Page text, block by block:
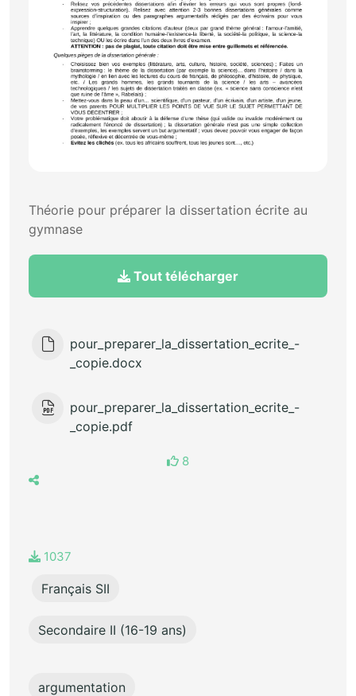
Théorie pour préparer la dissertation écrite au
gymnase
Tout télécharger
pour_preparer_la_dissertation_ecrite_-
_copie.docx
pour_preparer_la_dissertation_ecrite_-
_copie.pdf
8
1037
Français SII
Secondaire II (16-19 ans)
argumentation